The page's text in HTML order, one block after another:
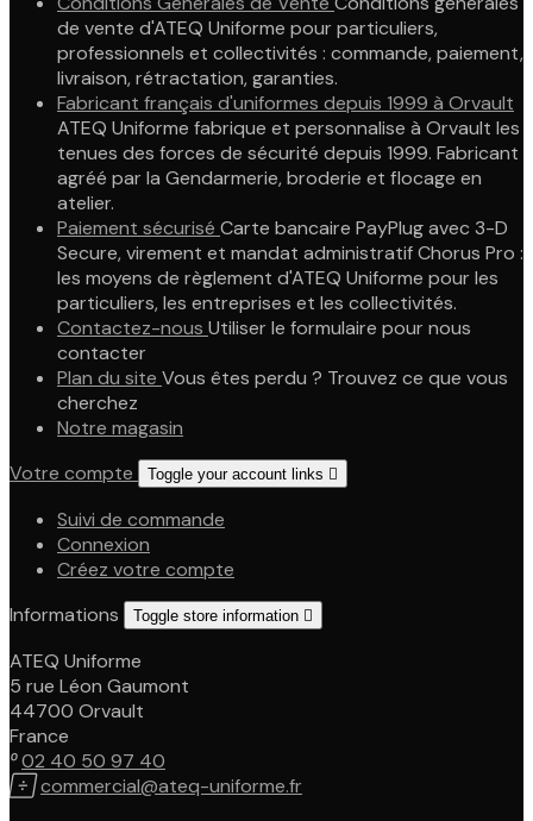
de vente d'ATEQ Uniforme pour particuliers,
professionnels et collectivités : commande, paiement,
livraison, rétractation, garanties.
Fabricant français d'uniformes depuis 1999 à Orvault
ATEQ Uniforme fabrique et personnalise à Orvault les
tenues des forces de sécurité depuis 1999. Fabricant
agréé par la Gendarmerie, broderie et flocage en
atelier.
Paiement sécurisé Carte bancaire PayPlug avec 3-D
Secure, virement et mandat administratif Chorus Pro :
les moyens de règlement d'ATEQ Uniforme pour les
particuliers, les entreprises et les collectivités.
Contactez-nous Utiliser le formulaire pour nous
contacter
Plan du site Vous êtes perdu ? Trouvez ce que vous
cherchez
Notre magasin
Votre compte
Toggle your account links 
Suivi de commande
Connexion
Créez votre compte
Informations
Toggle store information 
ATEQ Uniforme
5 rue Léon Gaumont
44700 Orvault
France
02 40 50 97 40
commercial@ateq-uniforme.fr